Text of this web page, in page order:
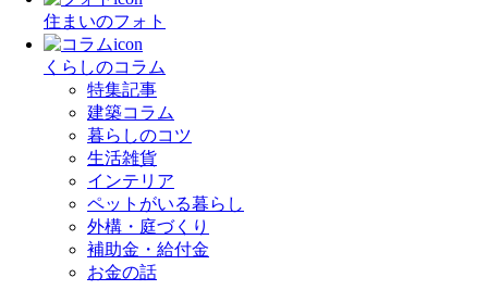
住まいのフォト
くらしのコラム
特集記事
建築コラム
暮らしのコツ
生活雑貨
インテリア
ペットがいる暮らし
外構・庭づくり
補助金・給付金
お金の話